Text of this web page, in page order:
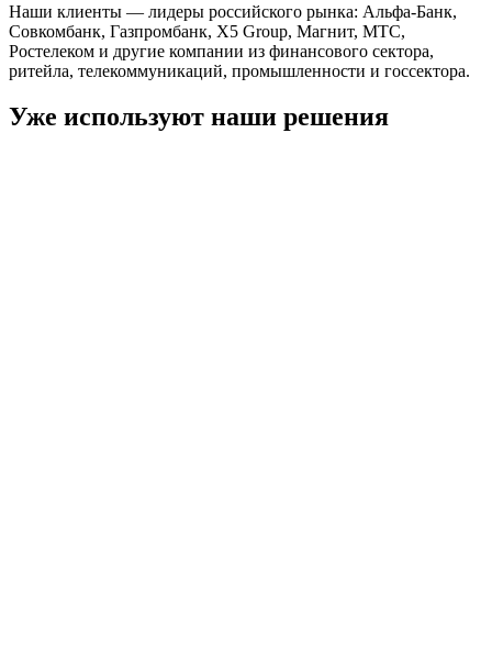
Наши клиенты — лидеры российского рынка: Альфа-Банк,
Совкомбанк, Газпромбанк, X5 Group, Магнит, МТС,
Ростелеком и другие компании из финансового сектора,
ритейла, телекоммуникаций, промышленности и госсектора.
Уже используют наши решения